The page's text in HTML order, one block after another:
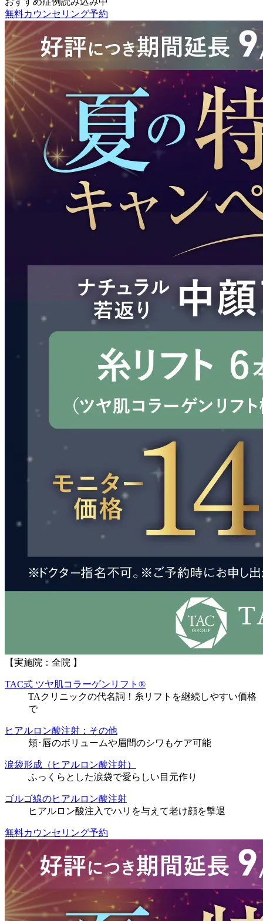
無料カウンセリング予約
【実施院：全院 】
TAC式 ツヤ肌コラーゲンリフト®
TAクリニックの代名詞！糸リフトを継続しやすい価格
で
ヒアルロン酸注射：その他
頬･唇のボリュームや眉間のシワもケア可能
涙袋形成（ヒアルロン酸注射）
ふっくらとした涙袋で愛らしい目元作り
ゴルゴ線のヒアルロン酸注射
ヒアルロン酸注入でハリを与えて老け顔を撃退
無料カウンセリング予約